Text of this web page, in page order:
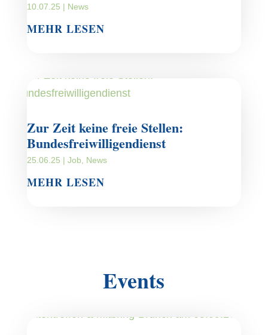
10.07.25 | News
MEHR LESEN
Zur Zeit keine freie Stellen:
Bundesfreiwilligendienst
25.06.25 | Job News
MEHR LESEN
Events